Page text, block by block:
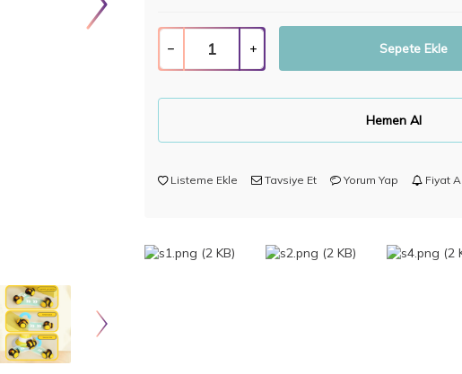
Sepete Ekle
Hemen Al
Listeme Ekle Tavsiye Et Yorum Yap Fiyat